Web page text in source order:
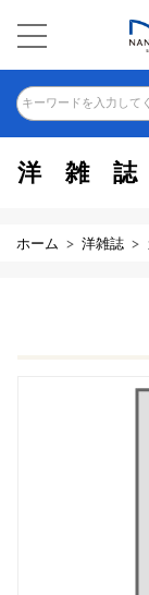
キーワードを入力して
洋雑誌
ホーム 洋雑誌